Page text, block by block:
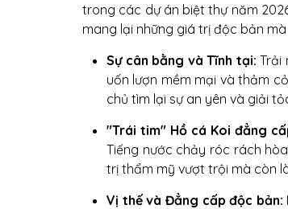
trong các dự án biệt thự năm
mang lại những giá trị độc bản
Sự cân bằng và Tĩnh tại: Trải
uốn lượn mềm mại và thảm
chủ tìm lại sự an yên và giải
"Trái tim" Hồ cá Koi đẳng
Tiếng nước chảy róc rách
trị thẩm mỹ vượt trội mà còn
Vị thế và Đẳng cấp độc bản: